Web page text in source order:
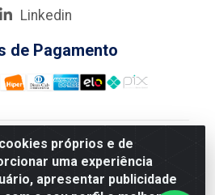
próprios e de
uma experiência
apresentar publicidade
Linkedin
de Pagamento
de Material de Construção LTDA
330 - Vila Da Penha, Rio de
110 - CNPJ: 11.003.135/0001-